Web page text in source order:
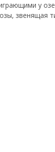
у
звенящая